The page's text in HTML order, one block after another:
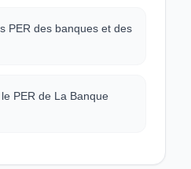
PER des banques et des
PER de La Banque